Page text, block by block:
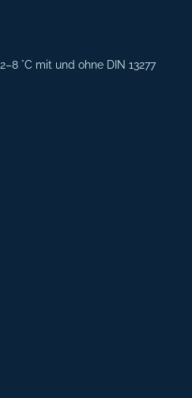
°C mit und ohne DIN 13277